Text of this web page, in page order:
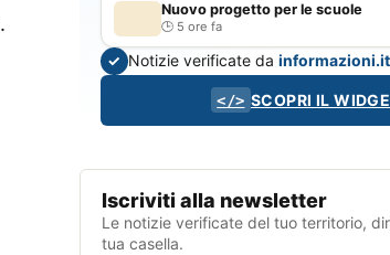
.
Nuovo progetto per le scuole
5 ore fa
✓ Notizie verificate da informazioni.it
</> SCOPRI IL
Iscriviti alla newsletter
Le notizie verificate del tuo territorio,
tua casella.